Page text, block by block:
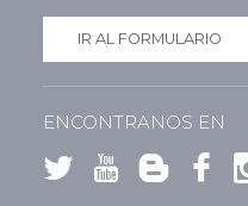
IR AL FORMULARIO
ENCONTRANOS EN